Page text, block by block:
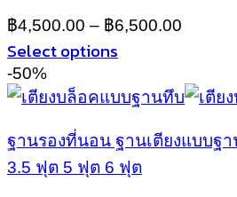
on
the
product
page
฿4,500.00 – ฿6,500.00
Select options
This
product
variants.
The
-50%
ฐานรองที่นอน ฐานเตียงแบบฐ
3.5 ฟุต 5 ฟุต 6 ฟุต